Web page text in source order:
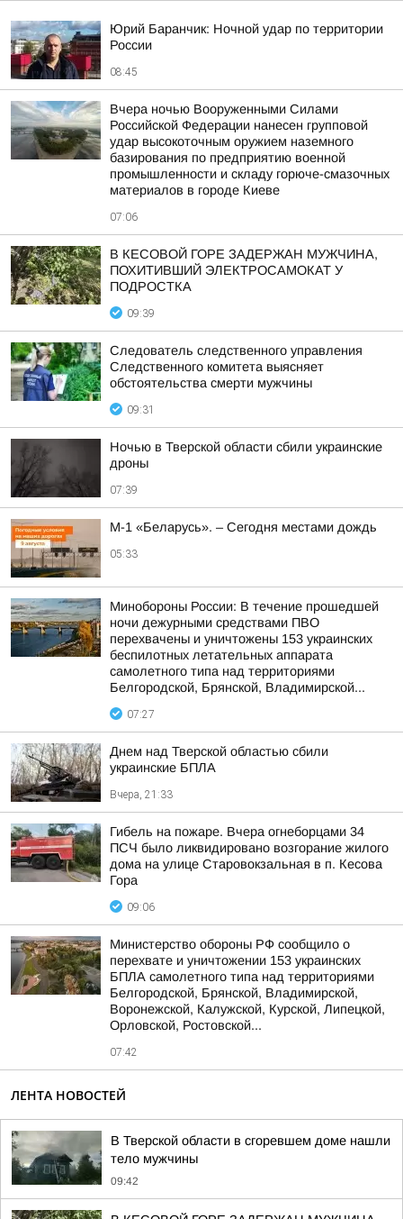
Юрий Баранчик: Ночной удар по территории
России
08:45
Вчера ночью Вооруженными Силами
Российской Федерации нанесен групповой
удар высокоточным оружием наземного
базирования по предприятию военной
промышленности и складу горюче-смазочных
материалов в городе Киеве
07:06
В КЕСОВОЙ ГОРЕ ЗАДЕРЖАН МУЖЧИНА,
ПОХИТИВШИЙ ЭЛЕКТРОСАМОКАТ У
ПОДРОСТКА
09:39
Следователь следственного управления
Следственного комитета выясняет
обстоятельства смерти мужчины
09:31
Ночью в Тверской области сбили украинские
дроны
07:39
М-1 «Беларусь». – Сегодня местами дождь
05:33
Минобороны России: В течение прошедшей
ночи дежурными средствами ПВО
перехвачены и уничтожены 153 украинских
беспилотных летательных аппарата
самолетного типа над территориями
Белгородской, Брянской, Владимирской...
07:27
Днем над Тверской областью сбили
украинские БПЛА
Вчера, 21:33
Гибель на пожаре. Вчера огнеборцами 34
ПСЧ было ликвидировано возгорание жилого
дома на улице Старовокзальная в п. Кесова
Гора
09:06
Министерство обороны РФ сообщило о
перехвате и уничтожении 153 украинских
БПЛА самолетного типа над территориями
Белгородской, Брянской, Владимирской,
Воронежской, Калужской, Курской, Липецкой,
Орловской, Ростовской...
07:42
ЛЕНТА НОВОСТЕЙ
В Тверской области в сгоревшем доме нашли
тело мужчины
09:42